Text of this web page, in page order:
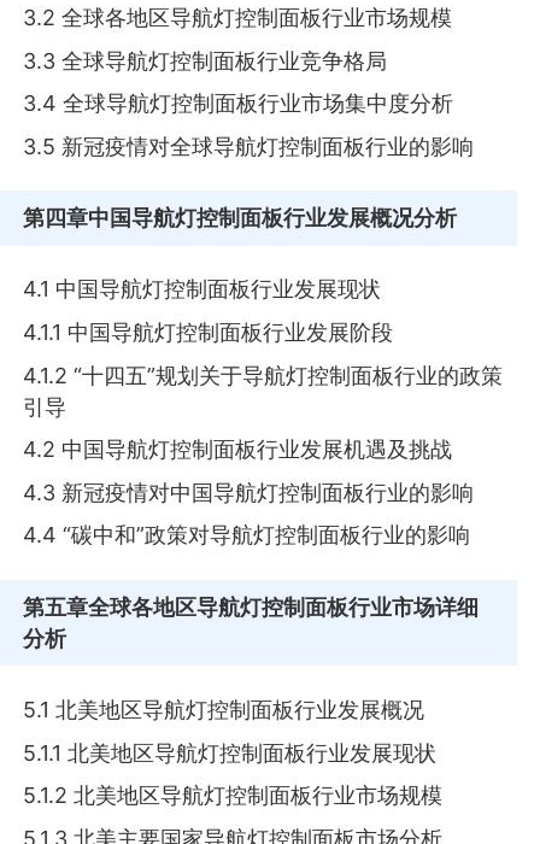
3.2 全球各地区导航灯控制面板行业市场规模
3.3 全球导航灯控制面板行业竞争格局
3.4 全球导航灯控制面板行业市场集中度分析
3.5 新冠疫情对全球导航灯控制面板行业的影响
第四章中国导航灯控制面板行业发展概况分析
4.1 中国导航灯控制面板行业发展现状
4.1.1 中国导航灯控制面板行业发展阶段
4.1.2 “十四五”规划关于导航灯控制面板行业的政策
引导
4.2 中国导航灯控制面板行业发展机遇及挑战
4.3 新冠疫情对中国导航灯控制面板行业的影响
4.4 “碳中和”政策对导航灯控制面板行业的影响
第五章全球各地区导航灯控制面板行业市场详细
分析
5.1 北美地区导航灯控制面板行业发展概况
5.1.1 北美地区导航灯控制面板行业发展现状
5.1.2 北美地区导航灯控制面板行业市场规模
5.1.3 北美主要国家导航灯控制面板市场分析